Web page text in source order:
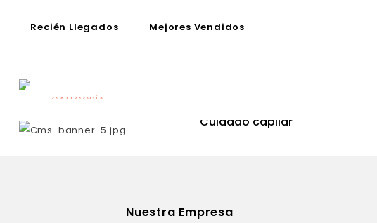
Recién Llegados Mejores Vendidos
CATEGORÍA
Cuidado capilar
Nuestra Empresa